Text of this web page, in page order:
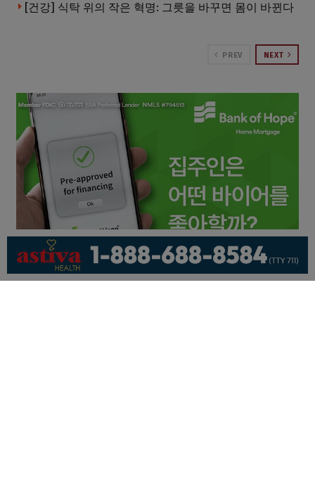
[건강] 식탁 위의 작은 혁명: 그릇을 바꾸면 몸이 바뀐다
PREV NEXT